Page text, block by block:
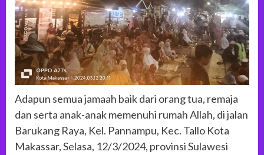
Adapun semua jamaah baik dari orang tua, remaja
dan serta anak-anak memenuhi rumah Allah, di jalan
Barukang Raya, Kel. Pannampu, Kec. Tallo Kota
Makassar, Selasa, 12/3/2024, provinsi Sulawesi